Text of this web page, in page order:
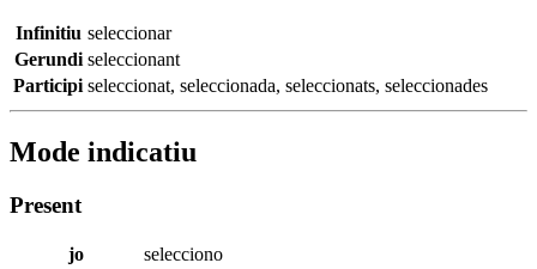
Infinitiu seleccionar
Gerundi seleccionant
Participi seleccionat, seleccionada, seleccionats, seleccionades
Mode indicatiu
Present
jo
selecciono